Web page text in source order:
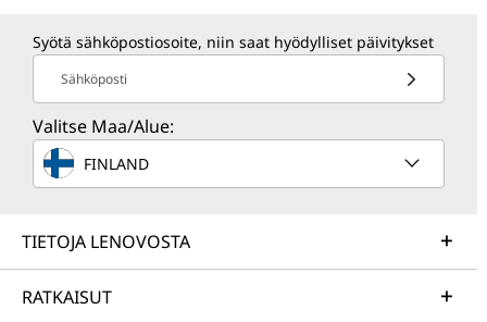
Syötä sähköpostiosoite, niin saat hyödylliset päivitykset
Sähköposti
Valitse Maa/Alue:
FINLAND
TIETOJA LENOVOSTA
RATKAISUT